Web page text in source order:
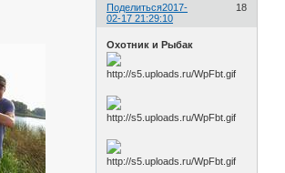
Поделиться 18
2017-
02-17 21:29:10
Охотник и Рыбак